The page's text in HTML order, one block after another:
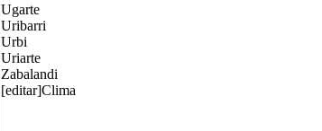
Ugarte
Uribarri
Urbi
Uriarte
Zabalandi
[editar]Clima